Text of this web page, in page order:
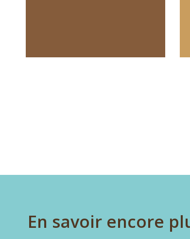
En savoir encore